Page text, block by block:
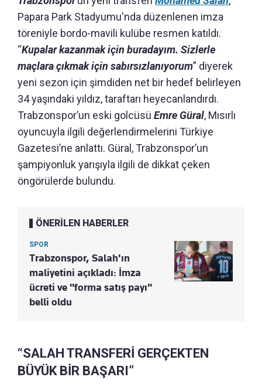
Papara Park Stadyumu'nda düzenlenen imza
töreniyle bordo-mavili kulübe resmen katıldı.
“Kupalar kazanmak için buradayım. Sizlerle
maçlara çıkmak için sabırsızlanıyorum” diyerek
yeni sezon için şimdiden net bir hedef belirleyen
34 yaşındaki yıldız, taraftarı heyecanlandırdı.
Trabzonspor’un eski golcüsü Emre Güral, Mısırlı
oyuncuyla ilgili değerlendirmelerini Türkiye
Gazetesi’ne anlattı. Güral, Trabzonspor’un
şampiyonluk yarışıyla ilgili de dikkat çeken
öngörülerde bulundu.
ÖNERİLEN HABERLER
SPOR
Trabzonspor, Salah'ın
maliyetini açıkladı: İmza
ücreti ve "forma satış payı"
belli oldu
“SALAH TRANSFERİ GERÇEKTEN
BÜYÜK BİR BAŞARI”